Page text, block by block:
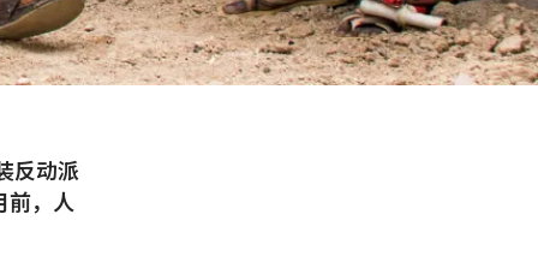
反动派
前，人